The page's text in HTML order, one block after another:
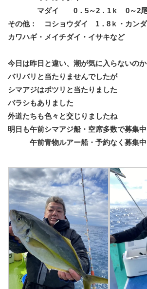
マダイ 0．5～2．1ｋ 0～2
その他： コショウダイ 1．8ｋ・カン
カワハギ・メイチダイ・イサキなど
今日は昨日と違い、潮が気に入らないのか
バリバリと当たりませんでしたが
シマアジはポツリと当たりました
バラシもありました
外道たちも色々と交じりましたね
明日も午前シマアジ船・空席多数で募集中
午前青物ルアー船・予約なく募集中